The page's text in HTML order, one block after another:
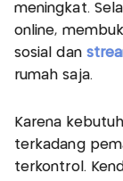
meningkat.
online,
sosial dan
rumah saja.
Karena
terkadang
terkontrol.